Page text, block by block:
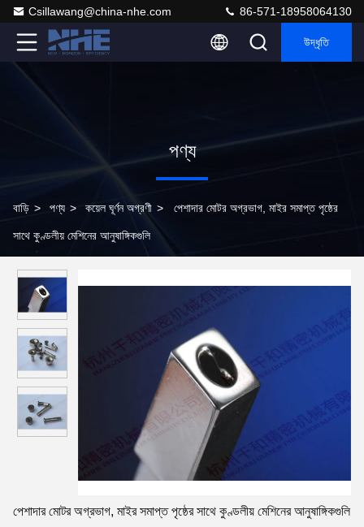
Csillawang@china-nhe.com 86-571-18958064130
উদ্ধৃতি
পণ্য
বাড়ি > পণ্য > কয়েল ঘূর্ণন অগ্রণী > পেশাদার মোটর অগ্রভাগ, মাইর সমাপ্ত পৃষ্ঠের
সাথে কুণ্ডলীয় মেশিনের আনুষাঙ্গিকগুলি
পেশাদার মোটর অগ্রভাগ, মাইর সমাপ্ত পৃষ্ঠের সাথে কুণ্ডলীয় মেশিনের আনুষাঙ্গিকগুলি